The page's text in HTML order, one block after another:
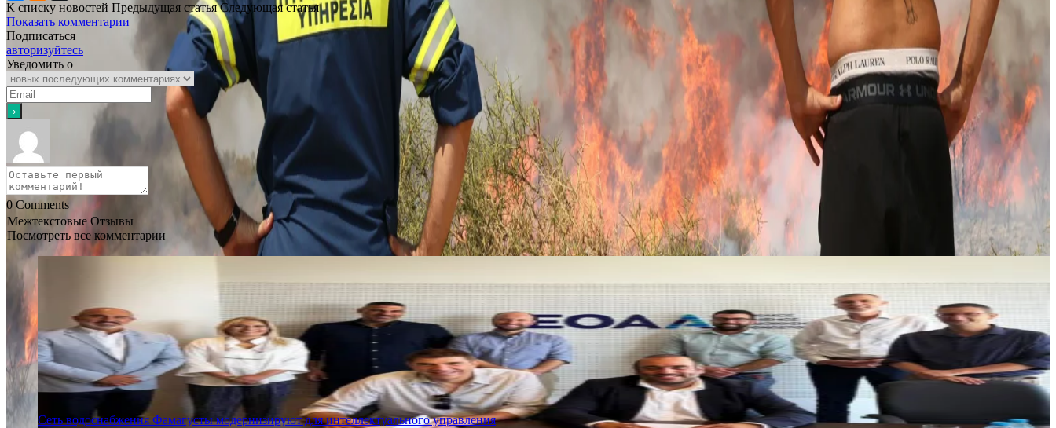
К списку новостей Предыдущая статья Следующая статья
Показать комментарии
Подписаться
авторизуйтесь
Уведомить о
0 Comments
Межтекстовые Отзывы
Посмотреть все комментарии
Сеть водоснабжения Фамагусты модернизируют для интеллектуального управления